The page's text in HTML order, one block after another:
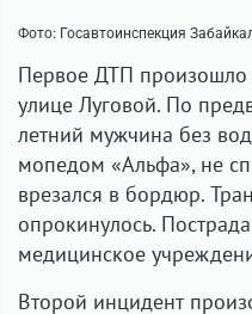
Фото: Госавтоинспекция
Первое ДТП произошло
улице Луговой. По
летний мужчина без
мопедом «Альфа», не
врезался в бордюр.
опрокинулось.
медицинское
Второй инцидент